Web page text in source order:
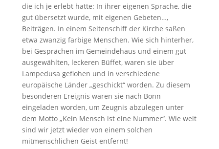
die ich je erlebt hatte: In ihrer eigenen Sprache, die
gut übersetzt wurde, mit eigenen Gebeten…,
Beiträgen. In einem Seitenschiff der Kirche saßen
etwa zwanzig farbige Menschen. Wie sich hinterher,
bei Gesprächen im Gemeindehaus und einem gut
ausgewählten, leckeren Büffet, waren sie über
Lampedusa geflohen und in verschiedene
europäische Länder „geschickt“ worden. Zu diesem
besonderen Ereignis waren sie nach Bonn
eingeladen worden, um Zeugnis abzulegen unter
dem Motto „Kein Mensch ist eine Nummer“. Wie weit
sind wir jetzt wieder von einem solchen
mitmenschlichen Geist entfernt!